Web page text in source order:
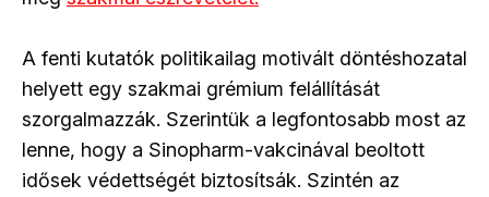
A fenti kutatók politikailag motivált döntéshozatal
helyett egy szakmai grémium felállítását
szorgalmazzák. Szerintük a legfontosabb most az
lenne, hogy a Sinopharm-vakcinával beoltott
idősek védettségét biztosítsák. Szintén az